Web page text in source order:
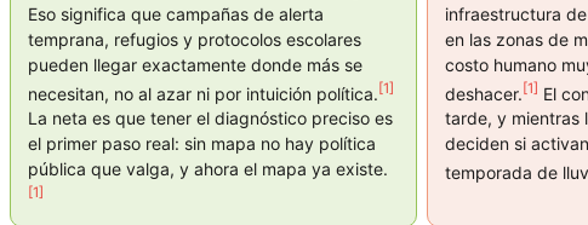
Eso significa que campañas de alerta
temprana, refugios y protocolos escolares
pueden llegar exactamente donde más se
necesitan, no al azar ni por intuición política. [1]
La neta es que tener el diagnóstico preciso es
el primer paso real: sin mapa no hay política
pública que valga, y ahora el mapa ya existe.
[1]
infraestructura
en las zonas de
costo humano
deshacer. [1] El
tarde, y mientras
deciden si
temporada de